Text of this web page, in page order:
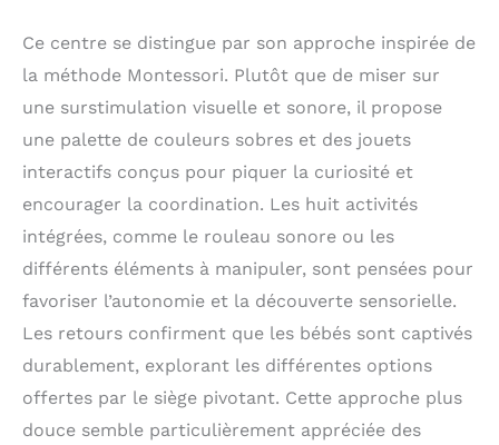
assembler : le siège
en tissu et le tapis de
ventre sont lavables
jouets en plastique
peuvent être
facilement nettoyés.
d'enfant, ne prend que
5 minutes avec tous
Design chic et
moderne : avec des
pieds en bois
provenant de sources
durables et des jouets
en bois et en
Ce centre se distingue par son approche inspirée de
la méthode Montessori. Plutôt que de miser sur
une surstimulation visuelle et sonore, il propose
une palette de couleurs sobres et des jouets
interactifs conçus pour piquer la curiosité et
encourager la coordination. Les huit activités
intégrées, comme le rouleau sonore ou les
différents éléments à manipuler, sont pensées pour
favoriser l’autonomie et la découverte sensorielle.
Les retours confirment que les bébés sont captivés
durablement, explorant les différentes options
offertes par le siège pivotant. Cette approche plus
douce semble particulièrement appréciée des